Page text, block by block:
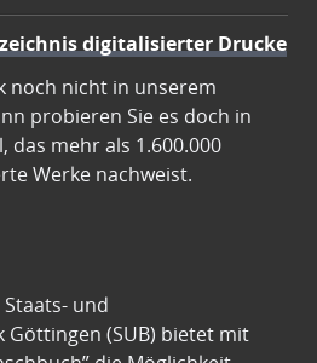
digitalisierter Drucke
noch nicht in unserem
probieren Sie es doch in
das mehr als 1.600.000
Werke nachweist.
und
(SUB) bietet mit